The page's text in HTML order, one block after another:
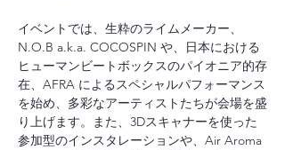
イベントでは、⽣粋のライムメーカー、
N.O.B a.k.a. COCOSPIN や、⽇本における
ヒューマンビートボックスのパイオニア的存
在、AFRA によるスペシャルパフォーマンス
を始め、多彩なアーティストたちが会場を盛
り上げます。また、3Dスキャナーを使った
参加型のインスタレーションや、Air Aroma